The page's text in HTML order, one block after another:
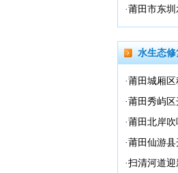
·莆田市东
水生态修
·莆田城厢
岸清乱”集
·莆田秀屿
乱”集中行动
·莆田北岸
动“集结号”
·莆田仙游
乱”集中行动
·扫清河道